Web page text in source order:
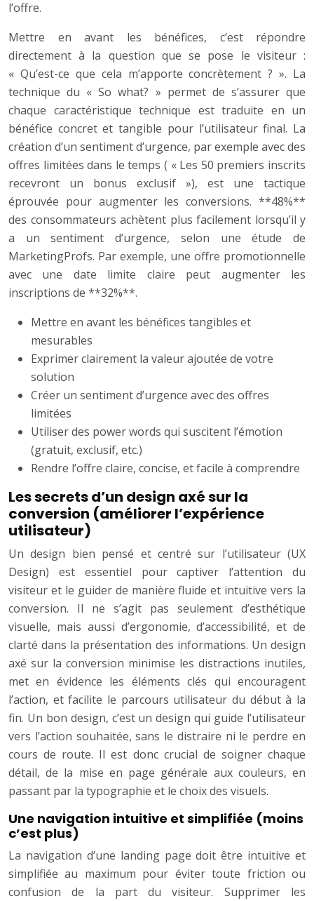
l’offre.
Mettre en avant les bénéfices, c’est répondre
directement à la question que se pose le visiteur :
« Qu’est-ce que cela m’apporte concrètement ? ». La
technique du « So what? » permet de s’assurer que
chaque caractéristique technique est traduite en un
bénéfice concret et tangible pour l’utilisateur final. La
création d’un sentiment d’urgence, par exemple avec des
offres limitées dans le temps ( « Les 50 premiers inscrits
recevront un bonus exclusif »), est une tactique
éprouvée pour augmenter les conversions. **48%**
des consommateurs achètent plus facilement lorsqu’il y
a un sentiment d’urgence, selon une étude de
MarketingProfs. Par exemple, une offre promotionnelle
avec une date limite claire peut augmenter les
inscriptions de **32%**.
Mettre en avant les bénéfices tangibles et
mesurables
Exprimer clairement la valeur ajoutée de votre
solution
Créer un sentiment d’urgence avec des offres
limitées
Utiliser des power words qui suscitent l’émotion
(gratuit, exclusif, etc.)
Rendre l’offre claire, concise, et facile à comprendre
Les secrets d’un design axé sur la
conversion (améliorer l’expérience
utilisateur)
Un design bien pensé et centré sur l’utilisateur (UX
Design) est essentiel pour captiver l’attention du
visiteur et le guider de manière fluide et intuitive vers la
conversion. Il ne s’agit pas seulement d’esthétique
visuelle, mais aussi d’ergonomie, d’accessibilité, et de
clarté dans la présentation des informations. Un design
axé sur la conversion minimise les distractions inutiles,
met en évidence les éléments clés qui encouragent
l’action, et facilite le parcours utilisateur du début à la
fin. Un bon design, c’est un design qui guide l’utilisateur
vers l’action souhaitée, sans le distraire ni le perdre en
cours de route. Il est donc crucial de soigner chaque
détail, de la mise en page générale aux couleurs, en
passant par la typographie et le choix des visuels.
Une navigation intuitive et simplifiée (moins
c’est plus)
La navigation d’une landing page doit être intuitive et
simplifiée au maximum pour éviter toute friction ou
confusion de la part du visiteur. Supprimer les